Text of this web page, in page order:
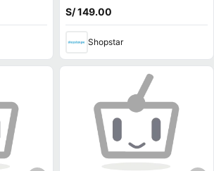
S/ 149.00
Shopstar